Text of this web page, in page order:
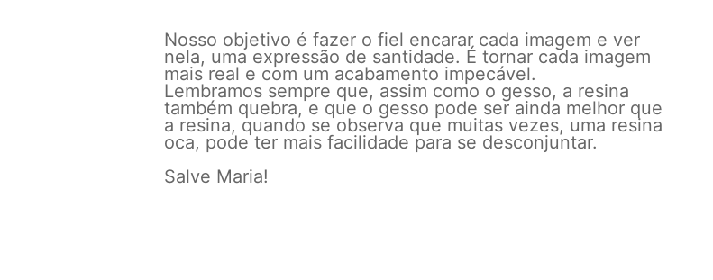
Nosso objetivo é fazer o fiel encarar cada imagem e ver
nela, uma expressão de santidade. É tornar cada imagem
mais real e com um acabamento impecável.
Lembramos sempre que, assim como o gesso, a resina
também quebra, e que o gesso pode ser ainda melhor que
a resina, quando se observa que muitas vezes, uma resina
oca, pode ter mais facilidade para se desconjuntar.
Salve Maria!